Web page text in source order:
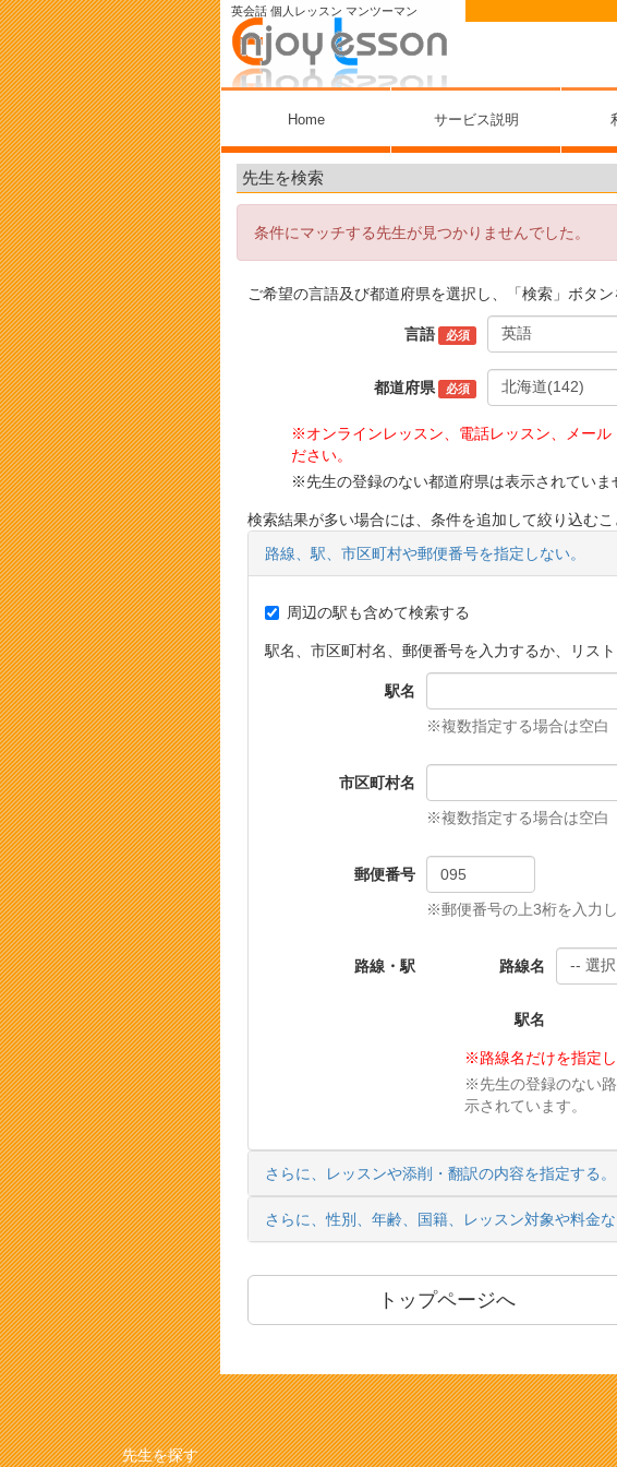
英会話 個人レッスン マンツーマン
Home サービス説明
先生を検索
条件にマッチする先生が見つかりませんでした。
ご希望の言語及び都道府県を選択し、「検索」ボタン
言語 必須
都道府県 必須
※オンラインレッスン、電話レッスン、メール
ださい。
※先生の登録のない都道府県は表示されていま
検索結果が多い場合には、条件を追加して絞り込むこ
路線、駅、市区町村や郵便番号を指定しない。
周辺の駅も含めて検索する
駅名、市区町村名、郵便番号を入力するか、リス
駅名
※複数指定する場合は空
市区町村名
※複数指定する場合は空
郵便番号
※郵便番号の上3桁を入力
路線・駅 路線名
駅名
※路線名だけを指定
※先生の登録のない
示されています。
さらに、レッスンや添削・翻訳の内容を指定する。
さらに、性別、年齢、国籍、レッスン対象や料金な
トップページへ
先生を探す